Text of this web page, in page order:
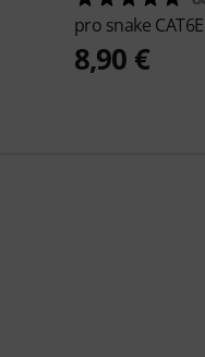
pro snake
8,90 €